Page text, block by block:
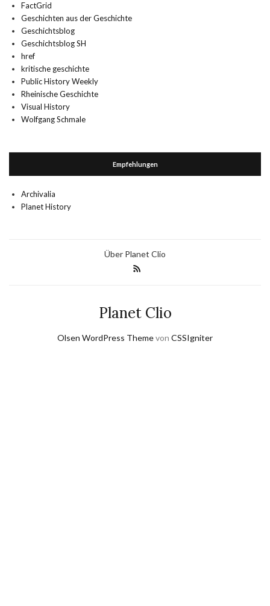
FactGrid
Geschichten aus der Geschichte
Geschichtsblog
Geschichtsblog SH
href
kritische geschichte
Public History Weekly
Rheinische Geschichte
Visual History
Wolfgang Schmale
Empfehlungen
Archivalia
Planet History
Über Planet Clio
Planet Clio
Olsen WordPress Themevon CSSIgniter